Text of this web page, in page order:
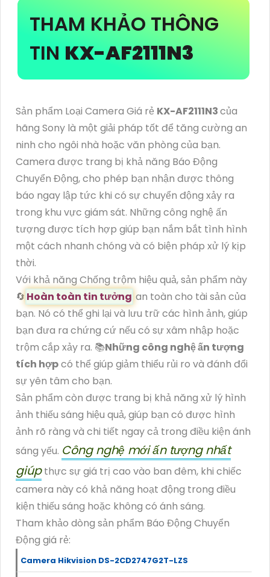
THAM KHẢO THÔNG
TIN KX-AF2111N3
Sản phẩm Loại Camera Giá rẻ KX-AF2111N3của
hãng Sony là một giải pháp tốt để tăng cường an
ninh cho ngôi nhà hoặc văn phòng của bạn.
Camera được trang bị khả năng Báo Động
Chuyển Động, cho phép bạn nhận được thông
báo ngay lập tức khi có sự chuyển động xảy ra
trong khu vực giám sát. Những công nghệ ấn
tượng được tích hợp giúp bạn nắm bắt tình hình
một cách nhanh chóng và có biện pháp xử lý kịp
thời.
Với khả năng Chống trộm hiệu quả, sản phẩm này
🔄 Hoàn toàn tin tưởng an toàn cho tài sản của
bạn. Nó có thể ghi lại và lưu trữ các hình ảnh, giúp
bạn đưa ra chứng cứ nếu có sự xâm nhập hoặc
trộm cắp xảy ra. 📚Những công nghệ ấn tượng
tích hợpcó thể giúp giảm thiểu rủi ro và đánh đổi
sự yên tâm cho bạn.
Sản phẩm còn được trang bị khả năng xử lý hình
ảnh thiếu sáng hiệu quả, giúp bạn có được hình
ảnh rõ ràng và chi tiết ngay cả trong điều kiện ánh
sáng yếu. Công nghệ mới ấn tượng nhất
giúpthực sự giá trị cao vào ban đêm, khi chiếc
camera này có khả năng hoạt động trong điều
kiện thiếu sáng hoặc không có ánh sáng.
Tham khảo dòng sản phẩm Báo Động Chuyển
Động giá rẻ:
Camera Hikvision DS-2CD2747G2T-LZS